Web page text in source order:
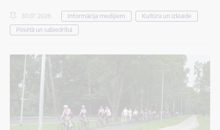
30.07.2026. Informācija medijiem
Kultūra un izklaide
Pilsētā un sabiedrībā